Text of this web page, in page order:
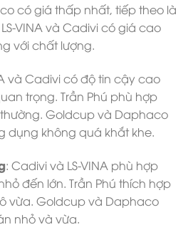
có giá thấp nhất, tiếp theo là
VINA và Cadivi có giá cao
với chất lượng.
và Cadivi có độ tin cậy cao
trọng. Trần Phú phù hợp
Goldcup và Daphaco
dụng không quá khắt khe.
: Cadivi và LS-VINA phù hợp
đến lớn. Trần Phú thích hợp
vừa. Goldcup và Daphaco
nhỏ và vừa.